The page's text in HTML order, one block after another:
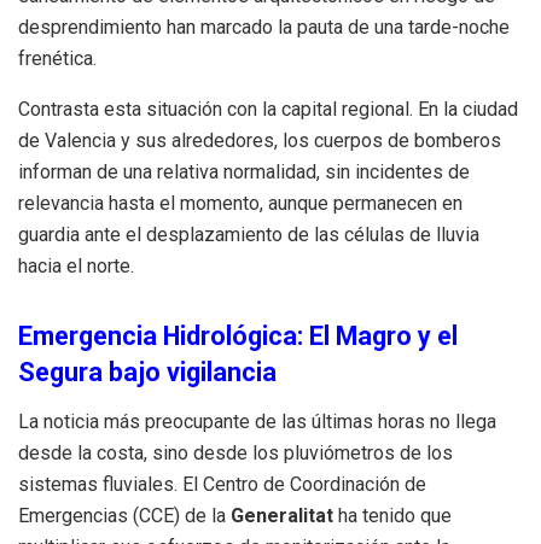
desprendimiento han marcado la pauta de una tarde-noche
frenética.
Contrasta esta situación con la capital regional. En la ciudad
de Valencia y sus alrededores, los cuerpos de bomberos
informan de una relativa normalidad, sin incidentes de
relevancia hasta el momento, aunque permanecen en
guardia ante el desplazamiento de las células de lluvia
hacia el norte.
Emergencia Hidrológica: El Magro y el
Segura bajo vigilancia
La noticia más preocupante de las últimas horas no llega
desde la costa, sino desde los pluviómetros de los
sistemas fluviales. El Centro de Coordinación de
Emergencias (CCE) de la Generalitat ha tenido que